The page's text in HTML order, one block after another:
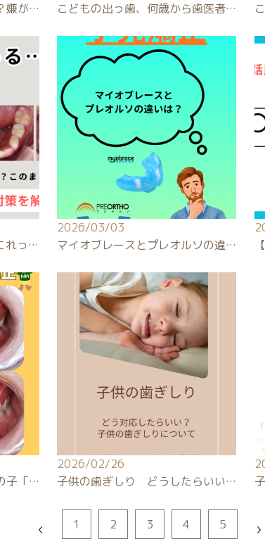
嫌が…
こどもの出っ歯、何歳から歯医者…
れっ…
2026/03/03
マイオブレースとプレオルソの違…
子「…
2026/02/26
子供の歯ぎしり どうしたらいい…
1 2 3 4 5